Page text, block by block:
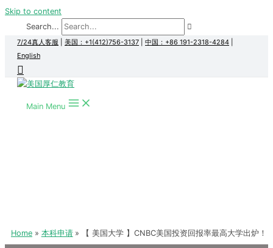
Skip to content
Search...
7/24真人客服 美国：+1(412)756-3137 中国：+86 191-2318-4284
English
Main Menu
Home 本科申请 【 美国大学 】CNBC美国投资回报率最高大学出炉！